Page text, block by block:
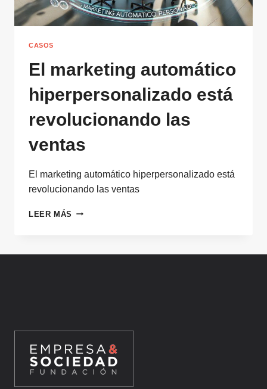
CASOS
El marketing automático
hiperpersonalizado está
revolucionando las
ventas
El marketing automático hiperpersonalizado está
revolucionando las ventas
LEER MÁS EL